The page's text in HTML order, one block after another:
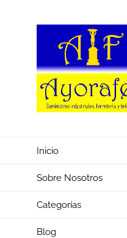
Inicio
Sobre Nosotros
Categorías
Blog